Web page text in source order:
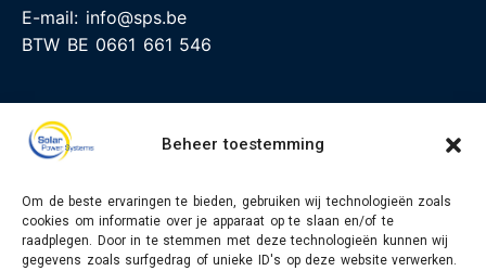
Beheer toestemming
Om de beste ervaringen te bieden, gebruiken wij technologieën zoals
cookies om informatie over je apparaat op te slaan en/of te
raadplegen. Door in te stemmen met deze technologieën kunnen wij
gegevens zoals surfgedrag of unieke ID's op deze website verwerken.
E-mail: info@sps.be
BTW BE 0661 661 546
Socials
Facebook